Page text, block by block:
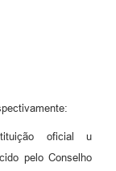
oficial u
pelo Conselho